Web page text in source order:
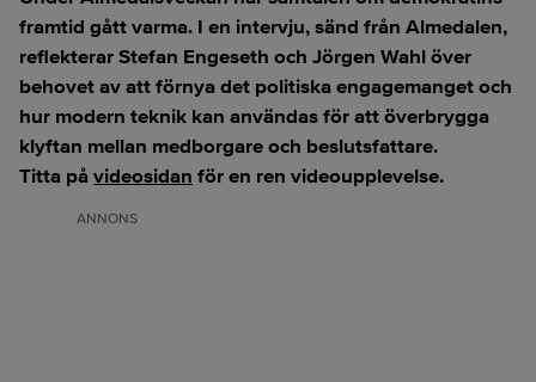
framtid gått varma. I en intervju, sänd från Almedalen,
reflekterar Stefan Engeseth och Jörgen Wahl över
behovet av att förnya det politiska engagemanget och
hur modern teknik kan användas för att överbrygga
klyftan mellan medborgare och beslutsfattare.
Titta på videosidan för en ren videoupplevelse.
ANNONS